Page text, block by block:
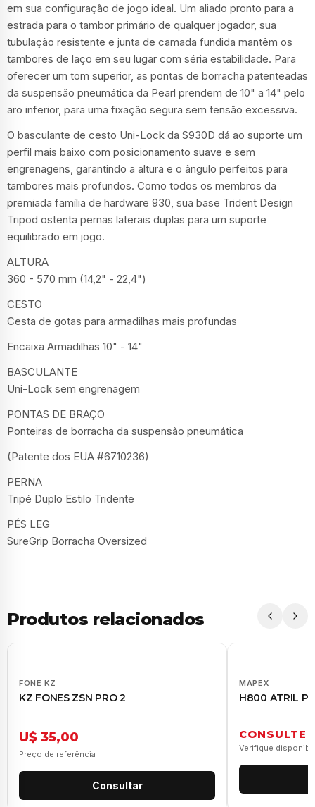
em sua configuração de jogo ideal. Um aliado pronto para a
estrada para o tambor primário de qualquer jogador, sua
tubulação resistente e junta de camada fundida mantêm os
tambores de laço em seu lugar com séria estabilidade. Para
oferecer um tom superior, as pontas de borracha patenteadas
da suspensão pneumática da Pearl prendem de 10" a 14" pelo
aro inferior, para uma fixação segura sem tensão excessiva.
O basculante de cesto Uni-Lock da S930D dá ao suporte um
perfil mais baixo com posicionamento suave e sem
engrenagens, garantindo a altura e o ângulo perfeitos para
tambores mais profundos. Como todos os membros da
premiada família de hardware 930, sua base Trident Design
Tripod ostenta pernas laterais duplas para um suporte
equilibrado em jogo.
ALTURA
360 - 570 mm (14,2" - 22,4")
CESTO
Cesta de gotas para armadilhas mais profundas
Encaixa Armadilhas 10" - 14"
BASCULANTE
Uni-Lock sem engrenagem
PONTAS DE BRAÇO
Ponteiras de borracha da suspensão pneumática
(Patente dos EUA #6710236)
PERNA
Tripé Duplo Estilo Tridente
PÉS LEG
SureGrip Borracha Oversized
Produtos relacionados
FONE KZ
KZ FONES ZSN PRO 2
U$ 35,00
Preço de referência
Consultar
MAPEX
H800 ATRIL
CONSULTE
Verifique